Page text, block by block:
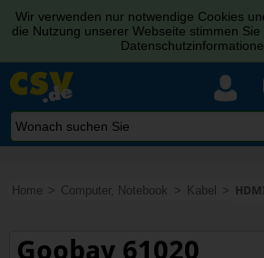
Wir verwenden nur notwendige Cookies
die Nutzung unserer Webseite stimmen Sie
Home Computer, Notebook Kabel
Goobay 61020